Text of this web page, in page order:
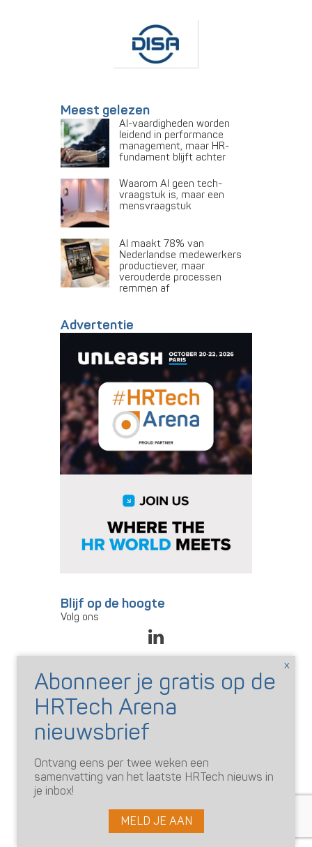
Meest gelezen
AI-vaardigheden worden
leidend in performance
management, maar HR-
fundament blijft achter
Waarom AI geen tech-
vraagstuk is, maar een
mensvraagstuk
AI maakt 78% van
Nederlandse medewerkers
productiever, maar
verouderde processen
remmen af
Advertentie
Blijf op de hoogte
Volg ons
Abonneer je op onze
nieuwsbrief
De nieuwsbrief is gratis. Je ontvangt:
onze nieuwsbrief per mail;
HR Tech Arena en partners;
Word lid van de HR/Tech
Community
Ontvang eens per twee weken een
samenvatting van het laatste HRTech nieuws in
je inbox!
MELD JE AAN